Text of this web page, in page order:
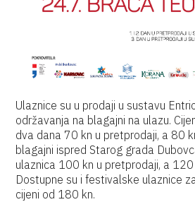
Ulaznice su u prodaji u sustavu
održavanja na blagajni na ulazu.
dva dana 70 kn u pretprodaji, a 80
blagajni ispred Starog grada
ulaznica 100 kn u pretprodaji, a
Dostupne su i festivalske ulaznice
cijeni od 180 kn.